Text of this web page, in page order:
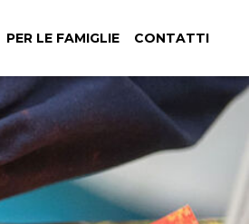
PER LE FAMIGLIE CONTATTI